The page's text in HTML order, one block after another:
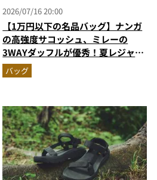
2026/07/16 20:00
【1万円以下の名品バッグ】ナンガ
の高強度サコッシュ、ミレーの
3WAYダッフルが優秀！夏レジャー
の絶対的エース2選
バッグ